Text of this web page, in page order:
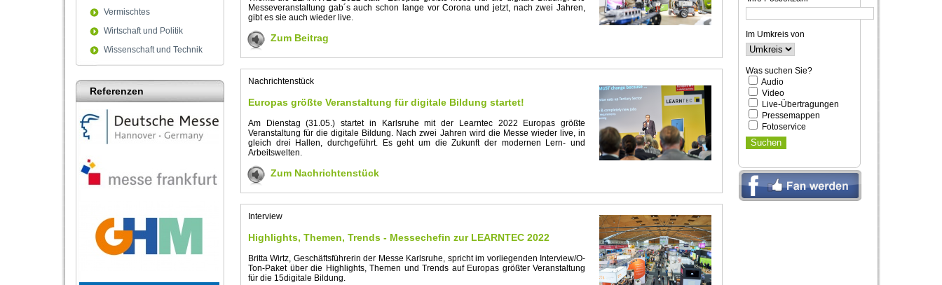
Vermischtes
Wirtschaft und Politik
Wissenschaft und Technik
Referenzen
Messeveranstaltung gab´s auch schon lange vor Corona und jetzt, nach zwei Jahren,
gibt es sie auch wieder live.
Zum Beitrag
Nachrichtenstück
Europas größte Veranstaltung für digitale Bildung startet!
Am Dienstag (31.05.) startet in Karlsruhe mit der Learntec 2022 Europas größte
Veranstaltung für die digitale Bildung. Nach zwei Jahren wird die Messe wieder live, in
gleich drei Hallen, durchgeführt. Es geht um die Zukunft der modernen Lern- und
Arbeitswelten.
Zum Nachrichtenstück
Interview
Highlights, Themen, Trends - Messechefin zur LEARNTEC 2022
Britta Wirtz, Geschäftsführerin der Messe Karlsruhe, spricht im vorliegenden Interview/O-
Ton-Paket über die Highlights, Themen und Trends auf Europas größter Veranstaltung
für die 15digitale Bildung.
Im Umkreis von
Was suchen Sie?
Audio
Video
Live-Übertragungen
Pressemappen
Fotoservice